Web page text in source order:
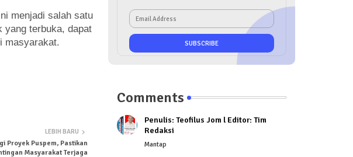
menjadi salah satu
yang terbuka, dapat
masyarakat.
LEBIH BARU
Proyek Puspem, Pastikan
Masyarakat Terjaga
Comments
Penulis: Teofilus Jom l Editor: Tim
Redaksi
Mantap